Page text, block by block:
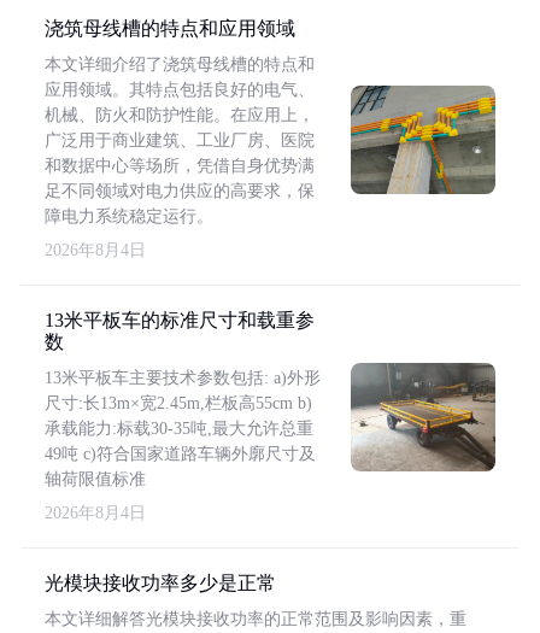
浇筑母线槽的特点和应用领域
本文详细介绍了浇筑母线槽的特点和
应用领域。其特点包括良好的电气、
机械、防火和防护性能。在应用上，
广泛用于商业建筑、工业厂房、医院
和数据中心等场所，凭借自身优势满
足不同领域对电力供应的高要求，保
障电力系统稳定运行。
2026年8月4日
13米平板车的标准尺寸和载重参
数
13米平板车主要技术参数包括: a)外形
尺寸:长13m×宽2.45m,栏板高55cm b)
承载能力:标载30-35吨,最大允许总重
49吨 c)符合国家道路车辆外廓尺寸及
轴荷限值标准
2026年8月4日
光模块接收功率多少是正常
本文详细解答光模块接收功率的正常范围及影响因素，重